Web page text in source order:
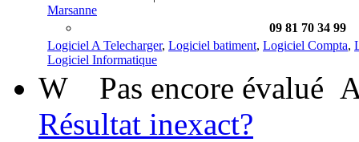
Marsanne
09 81 70 34 99
Logiciel A Telecharger, Logiciel batiment, Logiciel Compta,
Logiciel Informatique
W Pas encore évalué
Résultat inexact?